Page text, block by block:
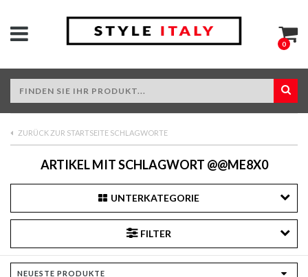
0
ZURÜCK ZUR STARTSEITE SCHLAGWORTE
ARTIKEL MIT SCHLAGWORT @@ME8X0
UNTERKATEGORIE
FILTER